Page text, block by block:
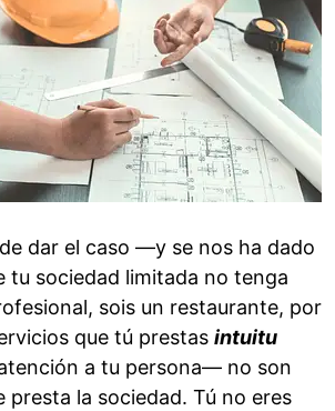
dar el caso —y se nos ha dado
tu sociedad limitada no tenga
sois un restaurante, por
que tú prestas intuitu
a tu persona— no son
presta la sociedad. Tú no eres